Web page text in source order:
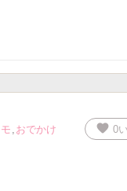
, おでかけ favorite 0